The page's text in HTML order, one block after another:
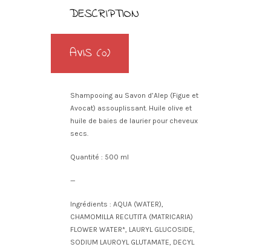
Avocat-DESCRIPTION
AVIS (0)
Shampooing au Savon d’Alep (Figue et
Avocat) assouplissant. Huile olive et
huile de baies de laurier pour cheveux
secs.
Quantité : 500 ml
—
Ingrédients : AQUA (WATER),
CHAMOMILLA RECUTITA (MATRICARIA)
FLOWER WATER*, LAURYL GLUCOSIDE,
SODIUM LAUROYL GLUTAMATE, DECYL